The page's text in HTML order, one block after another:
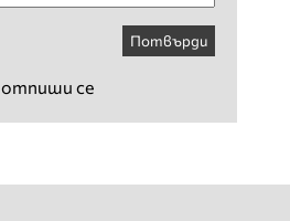
Потвърди
отпиши се